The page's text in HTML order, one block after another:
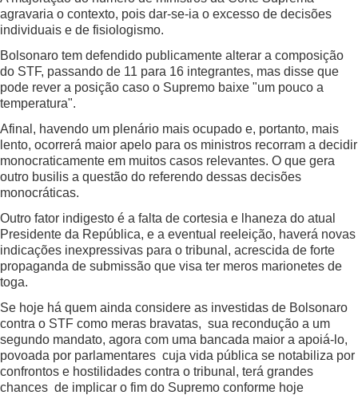
agravaria o contexto, pois dar-se-ia o excesso de decisões
individuais e de fisiologismo.
Bolsonaro tem defendido publicamente alterar a composição
do STF, passando de 11 para 16 integrantes, mas disse que
pode rever a posição caso o Supremo baixe "um pouco a
temperatura".
Afinal, havendo um plenário mais ocupado e, portanto, mais
lento, ocorrerá maior apelo para os ministros recorram a decidir
monocraticamente em muitos casos relevantes. O que gera
outro busilis a questão do referendo dessas decisões
monocráticas.
Outro fator indigesto é a falta de cortesia e lhaneza do atual
Presidente da República, e a eventual reeleição, haverá novas
indicações inexpressivas para o tribunal, acrescida de forte
propaganda de submissão que visa ter meros marionetes de
toga.
Se hoje há quem ainda considere as investidas de Bolsonaro
contra o STF como meras bravatas, sua recondução a um
segundo mandato, agora com uma bancada maior a apoiá-lo,
povoada por parlamentares cuja vida pública se notabiliza por
confrontos e hostilidades contra o tribunal, terá grandes
chances de implicar o fim do Supremo conforme hoje